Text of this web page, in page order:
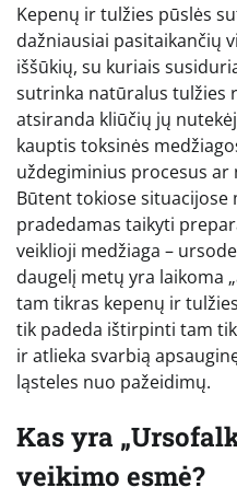
Kepenų ir tulžies pūslės
dažniausiai pasitaikančių
iššūkių, su kuriais
sutrinka natūralus tulžies
atsiranda kliūčių jų
kauptis toksinės
uždegiminius procesus
Būtent tokiose situacijose
pradedamas taikyti
veiklioji medžiaga –
daugelį metų yra laikoma
tam tikras kepenų ir
tik padeda ištirpinti tam
ir atlieka svarbią
ląsteles nuo pažeidimų.
Kas yra
veikimo esmė?